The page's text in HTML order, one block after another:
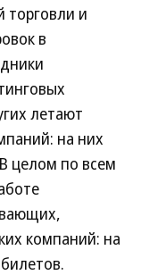
и
в
летают
на них
целом по всем
компаний: на